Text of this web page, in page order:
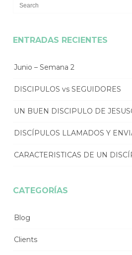
ENTRADAS RECIENTES
Junio – Semana 2
DISCIPULOS vs SEGUIDORES
UN BUEN DISCIPULO DE
DISCÍPULOS LLAMADOS Y
CARACTERISTICAS DE UN
CATEGORÍAS
Blog
Clients